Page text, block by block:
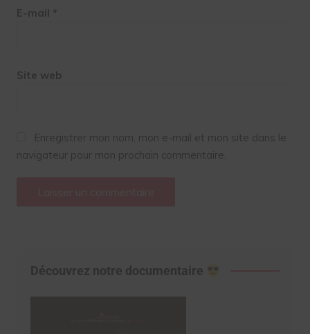
E-mail *
Site web
Enregistrer mon nom, mon e-mail et mon site dans le
navigateur pour mon prochain commentaire.
Découvrez notre documentaire